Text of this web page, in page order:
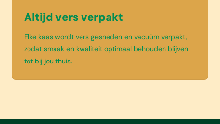
Altijd vers verpakt
Elke kaas wordt vers gesneden en vacuüm verpakt,
zodat smaak en kwaliteit optimaal behouden blijven
tot bij jou thuis.